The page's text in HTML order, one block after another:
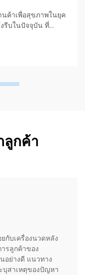
นค้าเพื่อสุขภาพในยุค
นการดูแลสุขภาพ
กยิ่งขึ้น...
ลูกค้า
กับเครื่องนวดหลัง
รลูกค้าของ
อย่างดี แนวทาง
บุสาเหตุของปัญหา